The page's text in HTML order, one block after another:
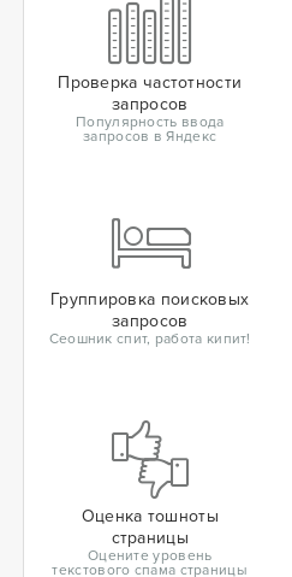
Проверка частотности
запросов
Популярность ввода
запросов в Яндекс
Группировка поисковых
запросов
Сеошник спит, работа кипит!
Оценка тошноты
страницы
Оцените уровень
текстового спама страницы